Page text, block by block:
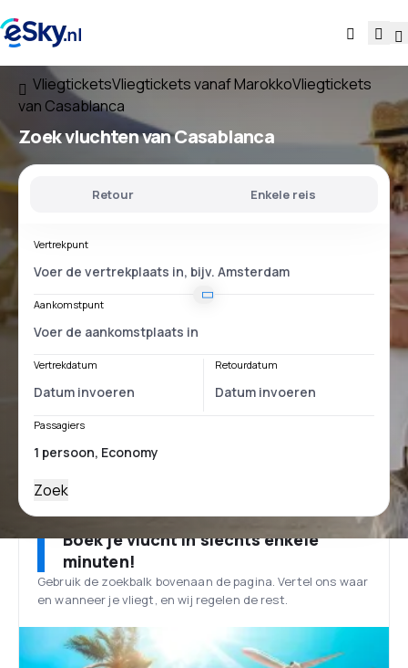
VliegticketsVliegtickets vanaf MarokkoVliegtickets
van Casablanca
Zoek vluchtenvan Casablanca
Retour Enkele reis
Vertrekpunt
Aankomstpunt
Vertrekdatum Retourdatum
Passagiers
Zoek
Boek je vlucht in slechts enkele
minuten!
Gebruik de zoekbalk bovenaan de pagina. Vertel ons waar
en wanneer je vliegt, en wij regelen de rest.